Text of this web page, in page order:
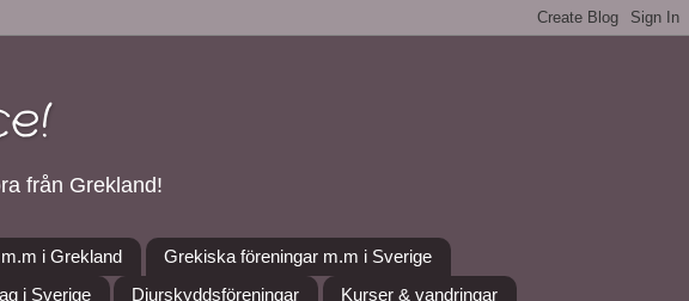
från Grekland!
i Grekland
Grekiska föreningar m.m i Sverige
i Sverige Djurskyddsföreningar Kurser & vandringar